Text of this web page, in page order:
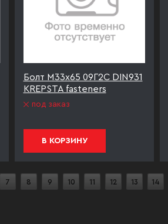
Болт М33х65 09Г2С DIN931
KREPSTA fasteners
под заказ
В КОРЗИНУ
7 8 9 10 11 12 13 14